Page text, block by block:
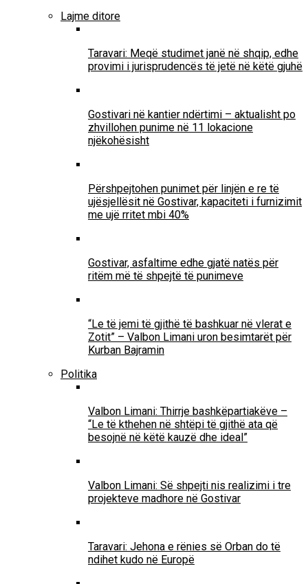
Lajme ditore
Taravari: Meqë studimet janë në shqip, edhe
provimi i jurisprudencës të jetë në këtë gjuhë
Gostivari në kantier ndërtimi – aktualisht po
zhvillohen punime në 11 lokacione
njëkohësisht
Përshpejtohen punimet për linjën e re të
ujësjellësit në Gostivar, kapaciteti i furnizimit
me ujë rritet mbi 40%
Gostivar, asfaltime edhe gjatë natës për
ritëm më të shpejtë të punimeve
“Le të jemi të gjithë të bashkuar në vlerat e
Zotit” – Valbon Limani uron besimtarët për
Kurban Bajramin
Politika
Valbon Limani: Thirrje bashkëpartiakëve –
“Le të kthehen në shtëpi të gjithë ata që
besojnë në këtë kauzë dhe ideal”
Valbon Limani: Së shpejti nis realizimi i tre
projekteve madhore në Gostivar
Taravari: Jehona e rënies së Orban do të
ndihet kudo në Europë